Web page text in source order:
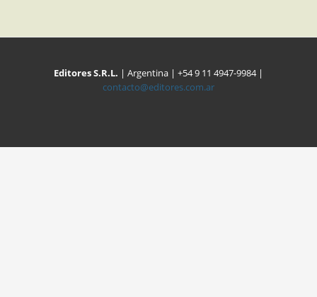
Editores S.R.L. | Argentina | +54 9 11 4947-9984 |
contacto@editores.com.ar